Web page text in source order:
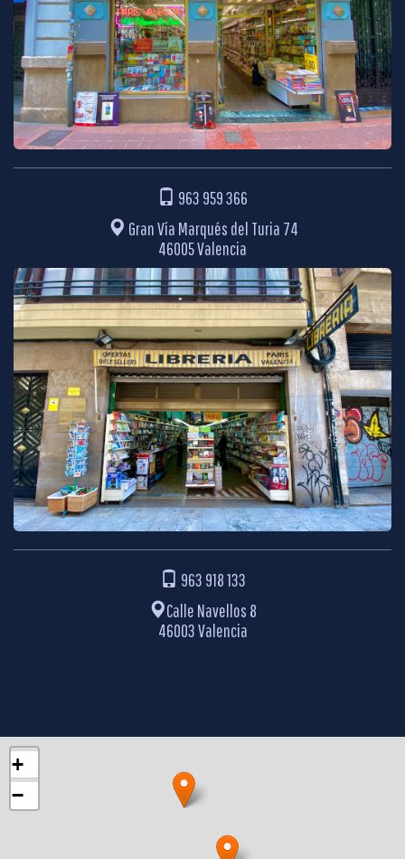
963 959 366
Gran Vía Marqués del Turia 74
46005 Valencia
963 918 133
Calle Navellos 8
46003 Valencia
+
−